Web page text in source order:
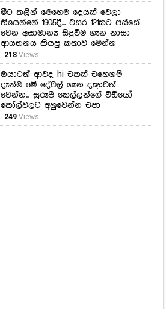
මීට කලින් මෙහෙම දෙයක් වෙලා
තියෙන්නේ 1905දී... වසර 121කට පස්සේ
වෙන අසාමාන්‍ය සිදුවීම ගැන නාසා
ආයතනය කියපු කතාව මෙන්න
218Views
ඔයාටත් ආවද hi එකක් එහෙනම්
දැන්ම මේ දේවල් ගැන දැනුවත්
වෙන්න... සුරූපී කෙල්ලන්ගේ වීඩියෝ
කෝල්වලට අහුවෙන්න එපා
249Views